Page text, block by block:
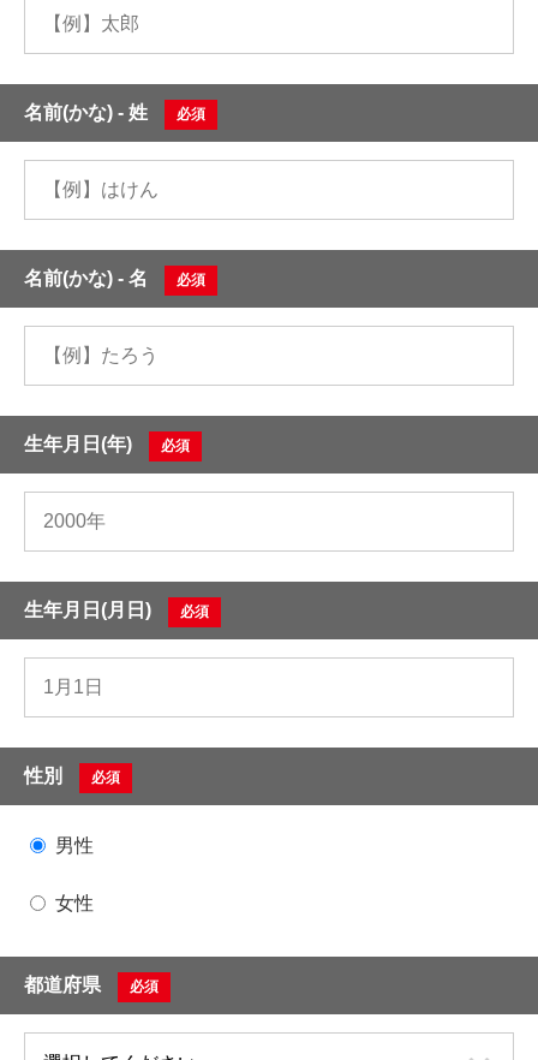
名前(かな) - 姓 必須
名前(かな) - 名 必須
生年月日(年) 必須
生年月日(月日) 必須
性別 必須
男性
女性
都道府県 必須